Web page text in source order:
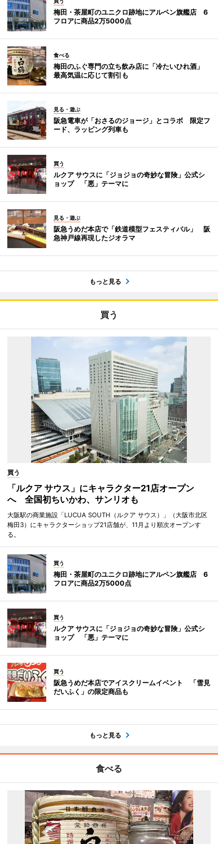
梅田・茶屋町のユニクロ跡地にアルペン旗艦店 6
フロアに商品2万5000点
食べる
梅田のふぐ専門の立ち飲み店に「冷たいひれ酒」
最高気温に応じて割引も
見る・遊ぶ
阪急電車が「おさるのジョージ」とコラボ 限定フ
ード、ラッピング列車も
買う
ルクア サウスに「ジョジョの奇妙な冒険」公式シ
ョップ 「悪」テーマに
見る・遊ぶ
阪急うめだ本店で「鉄道模型フェスティバル」 阪
急神戸線再現したジオラマ
もっと見る
買う
買う
「ルクア サウス」にキャラクター21店オープン
へ 全国初ちいかわ、サンリオも
大阪駅の商業施設「LUCUA SOUTH（ルクア サウス）」（大阪市北区
梅田3）にキャラクターショップ21店舗が、11月より順次オープンす
る。
買う
梅田・茶屋町のユニクロ跡地にアルペン旗艦店 6
フロアに商品2万5000点
買う
ルクア サウスに「ジョジョの奇妙な冒険」公式シ
ョップ 「悪」テーマに
買う
阪急うめだ本店でアイスクリームイベント 「雪見
だいふく」の限定商品も
もっと見る
食べる